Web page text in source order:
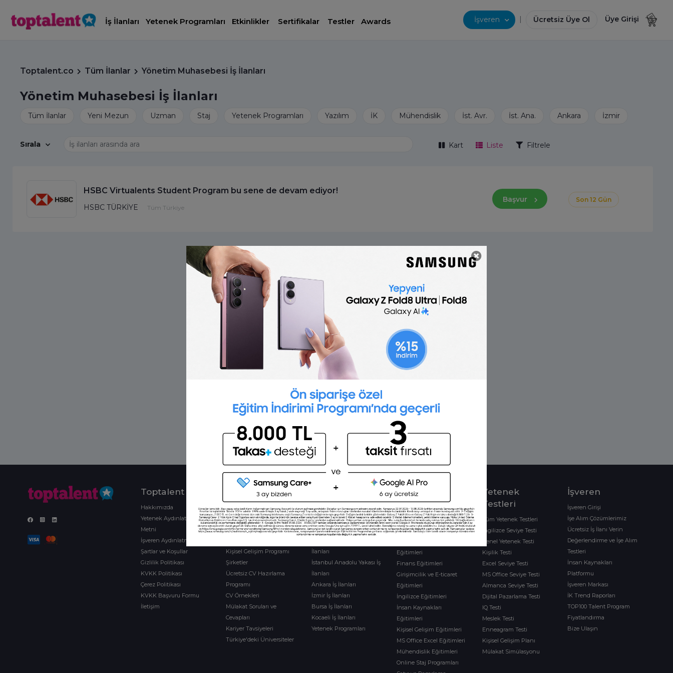
İş İlanları Yetenek Programları Etkinlikler Sertifikalar Testler Awards İşveren | Ücretsiz Üye Ol Üye Girişi
Toptalent.co Tüm İlanlar Yönetim Muhasebesi İş İlanları
Yönetim Muhasebesi İş İlanları
Sırala Kart Liste Filtrele
HSBC Virtualents Student Program bu sene de devam ediyor!
HSBC TÜRKİYE Tüm Türkiye
Başvur Son 12 Gün
Toptalent
Hakkımızda
Yetenek Aydınlatma
Metni
İşveren Aydınlatma Metni
Şartlar ve Koşullar
Gizlilik Politikası
KVKK Politikası
Çerez Politikası
KVKK Başvuru Formu
İletişim
Yetenek
İş İlanları
Yetenek Programları
Etkinlikler
Kişisel Gelişim Programı
Şirketler
Ücretsiz CV Hazırlama
Programı
CV Örnekleri
Mülakat Soruları ve
Cevapları
Kariyer Tavsiyeleri
Türkiye'deki Üniversiteler
İş İlanları
Tüm İş İlanları
Yeni Mezun İş İlanları
Staj İlanları
İlanları
İstanbul Anadolu Yakası İş
İlanları
Ankara İş İlanları
İzmir İş İlanları
Bursa İş İlanları
Kocaeli İş İlanları
Yetenek Programları
Sertifika
Programları
Tüm Sertifika Programları
İş Hayatı Eğitimleri
Eğitimleri
Finans Eğitimleri
Girişimcilik ve E-ticaret
Eğitimleri
İngilizce Eğitimleri
İnsan Kaynakları
Eğitimleri
Kişisel Gelişim Eğitimleri
MS Office Excel Eğitimleri
Mühendislik Eğitimleri
Online Staj Programları
Yetenek
Testleri
Tüm Yetenek Testleri
İngilizce Seviye Testi
Genel Yetenek Testi
Kişilik Testi
Excel Seviye Testi
MS Office Seviye Testi
Almanca Seviye Testi
Dijital Pazarlama Testi
IQ Testi
Meslek Testi
Enneagram Testi
Kişisel Gelişim Planı
Mülakat Simülasyonu
İşveren
İşveren Girişi
İşe Alım Çözümlerimiz
Ücretsiz İş İlanı Verin
Değerlendirme ve İşe Alım
Testleri
İnsan Kaynakları
Platformu
İşveren Markası
İK Trend Raporları
TOP100 Talent Program
Fiyatlandırma
Bize Ulaşın